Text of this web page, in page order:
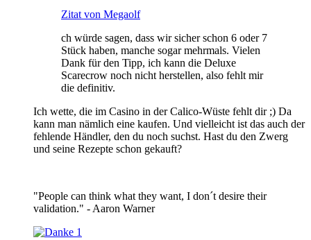
Zitat von Megaolf
ch würde sagen, dass wir sicher schon 6 oder 7
Stück haben, manche sogar mehrmals. Vielen
Dank für den Tipp, ich kann die Deluxe
Scarecrow noch nicht herstellen, also fehlt mir
die definitiv.
Ich wette, die im Casino in der Calico-Wüste fehlt dir ;) Da
kann man nämlich eine kaufen. Und vielleicht ist das auch der
fehlende Händler, den du noch suchst. Hast du den Zwerg
und seine Rezepte schon gekauft?
"People can think what they want, I don´t desire their
validation." - Aaron Warner
1